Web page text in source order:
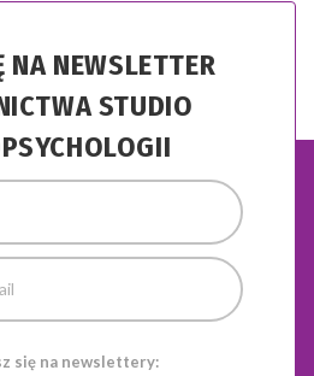
NA NEWSLETTER
STUDIO
się na newslettery: